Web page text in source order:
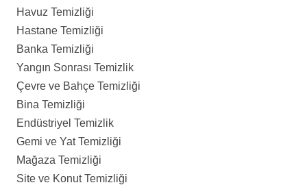
Havuz Temizliği
Hastane Temizliği
Banka Temizliği
Yangın Sonrası Temizlik
Çevre ve Bahçe Temizliği
Bina Temizliği
Endüstriyel Temizlik
Gemi ve Yat Temizliği
Mağaza Temizliği
Site ve Konut Temizliği